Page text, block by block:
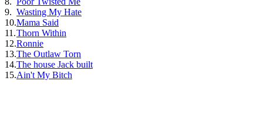
9. Wasting My Hate
10.Mama Said
11.Thorn Within
12.Ronnie
13.The Outlaw Torn
14.The house Jack built
15.Ain't My Bitch